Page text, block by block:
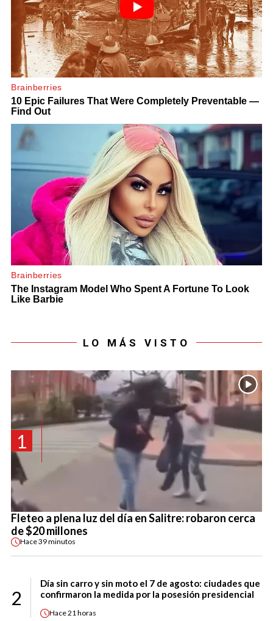
LO MÁS VISTO
1
Fleteo a plena luz del día en Salitre: robaron cerca
de $20 millones
Hace39 minutos
2
Día sin carro y sin moto el 7 de agosto: ciudades que
confirmaron la medida por la posesión presidencial
Hace21 horas